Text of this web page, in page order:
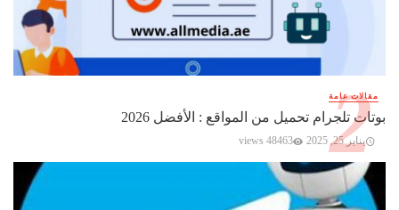
مقالات عامة
بوتات تلجرام تحميل من المواقع : الأفضل 2026
يناير 25, 2025 48463 views